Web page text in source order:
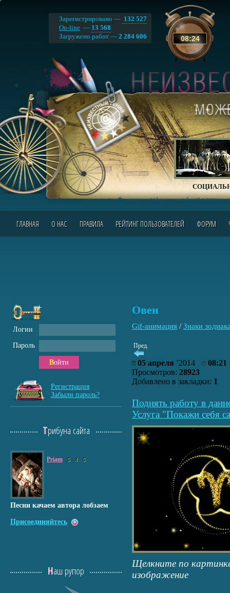
08:24
Зарегистрировано — 132 527
On-line — 13 568
Загружено работ — 2 284 606
ГЛАВНАЯ О НАС ПРАВИЛА РЕЙТИНГ ПОЛЬЗОВАТЕЛЕЙ ФОРУМ
Овен
Gif-анимация / Знаки
Пред.
05 апреля ’2014
08:21
Просмотров: 28923
Добавлено в закладки: 1
Поднять работу в
Услуга "Покажи себя
Щелкните по
изображение
Логин
Пароль
Войти
Регистрация
Забыли пароль?
Трибуна сайта
Priam 5 4 5
Песни качаем автора лобзаем
Присоединяйтесь
Наш рупор